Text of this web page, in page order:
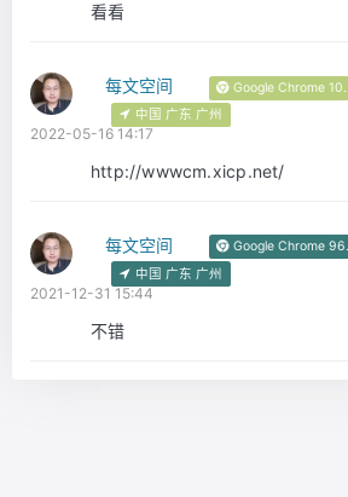
看看
每文空间 Google Chrome 101.0.4951.54
中国 广东 广州
2022-05-16 14:17
http://wwwcm.xicp.net/
每文空间 Google Chrome 96.0.4664.110
中国 广东 广州
2021-12-31 15:44
不错